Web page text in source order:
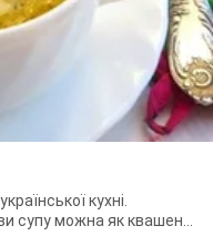
кухні.
супу можна як квашену,